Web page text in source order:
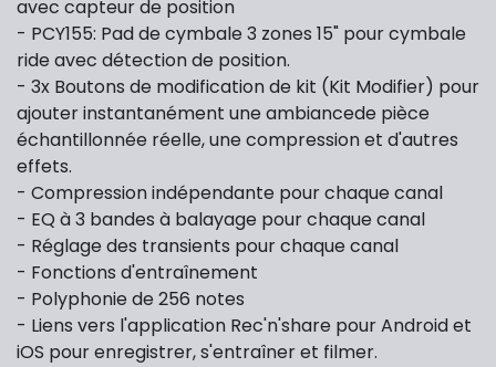
avec capteur de position
- PCY155: Pad de cymbale 3 zones 15" pour cymbale
ride avec détection de position.
- 3x Boutons de modification de kit (Kit Modifier) pour
ajouter instantanément une ambiancede pièce
échantillonnée réelle, une compression et d'autres
effets.
- Compression indépendante pour chaque canal
- EQ à 3 bandes à balayage pour chaque canal
- Réglage des transients pour chaque canal
- Fonctions d'entraînement
- Polyphonie de 256 notes
- Liens vers l'application Rec'n'share pour Android et
iOS pour enregistrer, s'entraîner et filmer.